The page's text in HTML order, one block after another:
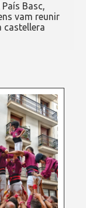
Basc,
vam reunir
castellera